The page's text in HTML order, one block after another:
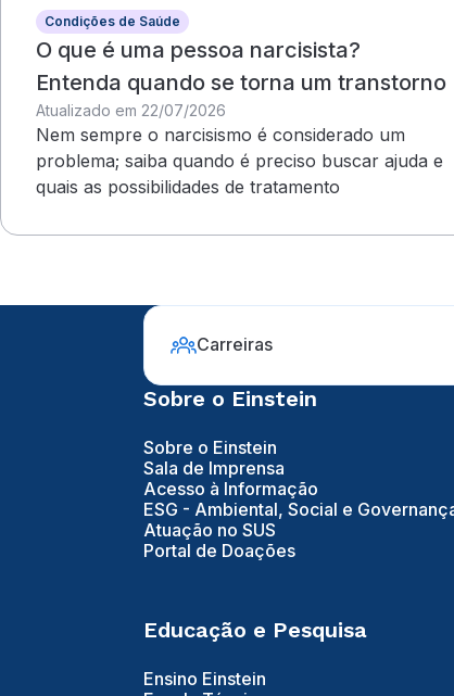
Condições de Saúde
O que é uma pessoa narcisista?
Entenda quando se torna um transtorno
Atualizado em 22/07/2026
Nem sempre o narcisismo é considerado um
problema; saiba quando é preciso buscar ajuda e
quais as possibilidades de tratamento
Carreiras
Sobre o Einstein
Sobre o Einstein
Sala de Imprensa
Acesso à Informação
ESG - Ambiental, Social e
Atuação no SUS
Portal de Doações
Educação e Pesquisa
Ensino Einstein